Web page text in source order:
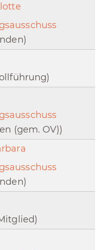
(gem. OV))